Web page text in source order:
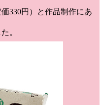
330円）と作品制作にあ
。